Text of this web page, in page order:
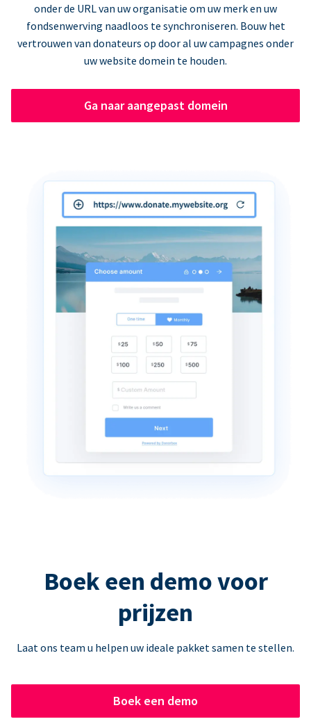
onder de URL van uw organisatie om uw merk en uw
fondsenwerving naadloos te synchroniseren. Bouw het
vertrouwen van donateurs op door al uw campagnes onder
uw website domein te houden.
Ga naar aangepast domein
Boek een demo voor
prijzen
Laat ons team u helpen uw ideale pakket samen te stellen.
Boek een demo